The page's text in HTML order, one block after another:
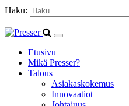
Haku:
Etusivu
Mikä Presser?
Talous
Asiakaskokemus
Innovaatiot